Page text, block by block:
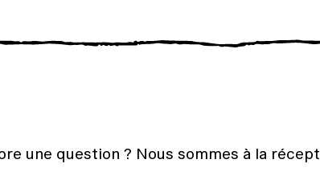
une question ? Nous sommes à la